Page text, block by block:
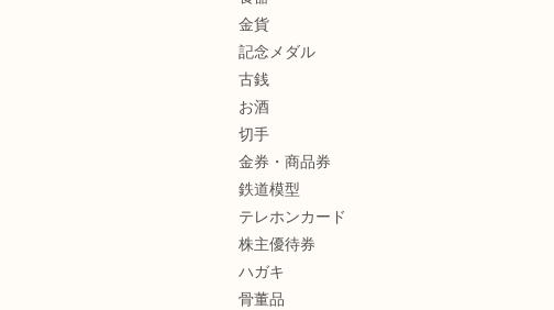
金貨
記念メダル
古銭
お酒
切手
金券・商品券
鉄道模型
テレホンカード
株主優待券
ハガキ
骨董品